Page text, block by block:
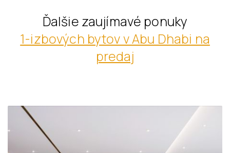
Ďalšie zaujímavé ponuky
1-izbových bytov v Abu Dhabi na
predaj